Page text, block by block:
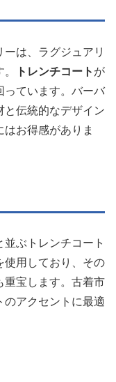
は、ラグジュアリ
トレンチコート が
っています。バーバ
と伝統的なデザイン
お得感がありま
ぶトレンチコート
使用しており、その
重宝します。古着市
のアクセントに最適